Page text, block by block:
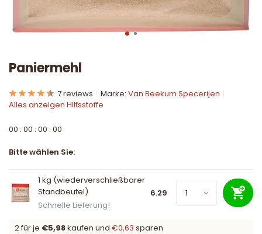
Paniermehl
7 reviews Marke: Van Beekum Specerijen
Alles anzeigen Hilfsstoffe
00 : 00 : 00 : 00
Bitte wählen Sie:
1 kg (wiederverschließbarer
Standbeutel)
Schnelle Lieferung!
6.29
2 für je €5,98kaufen und €0,63 sparen